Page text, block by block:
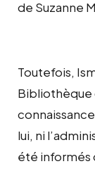
de Suzanne
Toutefois,
Bibliothèque
lui, ni
été informés